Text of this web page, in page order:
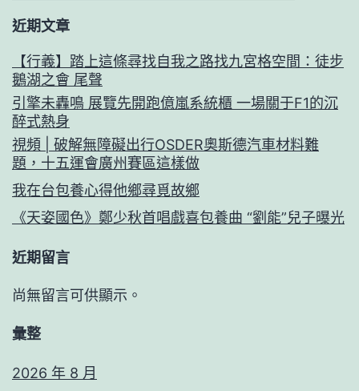
近期文章
【行義】踏上這條尋找自我之路找九宮格空間：徒步
鵝湖之會 尾聲
引擎未轟鳴 展覽先開跑億嵐系統櫃 一場關于F1的沉
醉式熱身
視頻 | 破解無障礙出行OSDER奧斯德汽車材料難
題，十五運會廣州賽區這樣做
我在台包養心得他鄉尋覓故鄉
《天姿國色》鄭少秋首唱戲喜包養曲 “劉能”兒子曝光
近期留言
尚無留言可供顯示。
彙整
2026 年 8 月